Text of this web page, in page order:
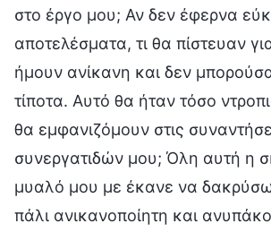
στο έργο μου; Αν δεν έφερνα
αποτελέσματα, τι θα πίστευαν
ήμουν ανίκανη και δεν
τίποτα. Αυτό θα ήταν τόσο
θα εμφανιζόμουν στις
συνεργατιδών μου; Όλη αυτή η
μυαλό μου με έκανε να
πάλι ανικανοποίητη και